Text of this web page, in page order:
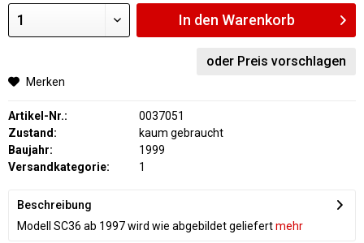
In den Warenkorb
oder Preis vorschlagen
Merken
Artikel-Nr.:
0037051
Zustand:
kaum gebraucht
Baujahr:
1999
Versandkategorie:
1
Beschreibung
Modell SC36 ab 1997 wird wie abgebildet geliefertmehr